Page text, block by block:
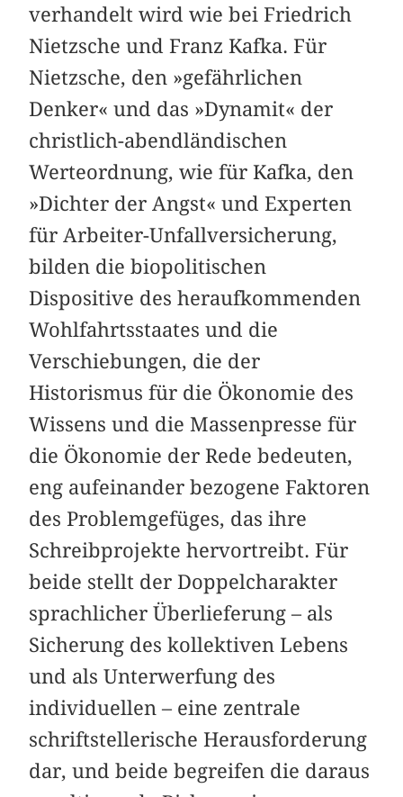
verhandelt wird wie bei Friedrich
Nietzsche und Franz Kafka. Für
Nietzsche, den »gefährlichen
Denker« und das »Dynamit« der
christlich-abendländischen
Werteordnung, wie für Kafka, den
»Dichter der Angst« und Experten
für Arbeiter-Unfallversicherung,
bilden die biopolitischen
Dispositive des heraufkommenden
Wohlfahrtsstaates und die
Verschiebungen, die der
Historismus für die Ökonomie des
Wissens und die Massenpresse für
die Ökonomie der Rede bedeuten,
eng aufeinander bezogene Faktoren
des Problemgefüges, das ihre
Schreibprojekte hervortreibt. Für
beide stellt der Doppelcharakter
sprachlicher Überlieferung – als
Sicherung des kollektiven Lebens
und als Unterwerfung des
individuellen – eine zentrale
schriftstellerische Herausforderung
dar, und beide begreifen die daraus